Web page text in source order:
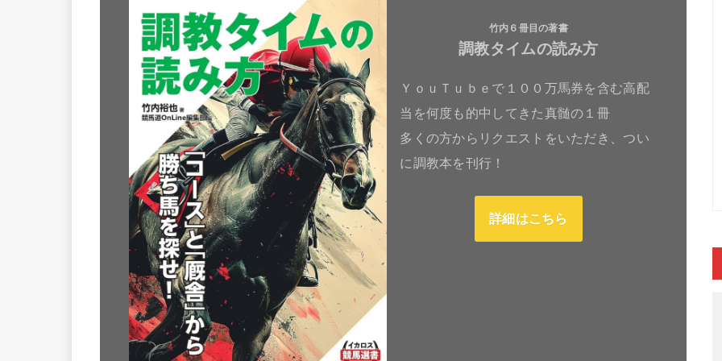
竹内６冊目の著書
調教タイムの読み方
ＹｏｕＴｕｂｅで１００万馬券を含む高配
当を何度も的中してきた真髄の１冊
多くの方からリクエストをいただき、つい
に調教本を刊行！
詳細はこちら